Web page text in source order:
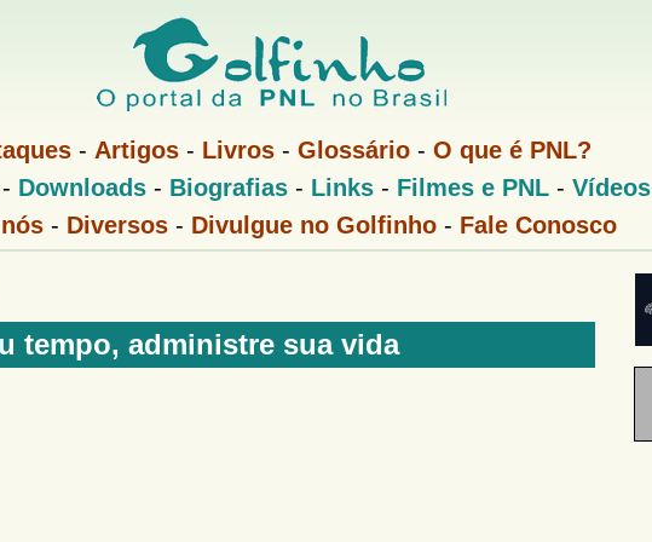
Pular
para
o
principal
- Artigos - Livros - Glossário - O que é PNL?
Downloads- Biografias- Links- Filmes e PNL- Vídeos
- Diversos- Divulgue no Golfinho- Fale Conosco
tempo, administre sua vida